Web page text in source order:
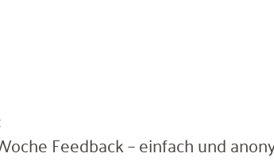
Feedback – einfach und